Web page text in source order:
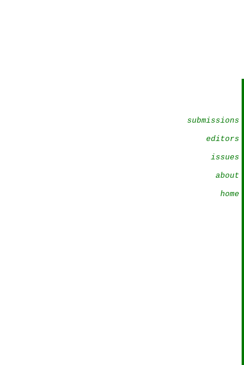
submissions
editors
issues
about
home